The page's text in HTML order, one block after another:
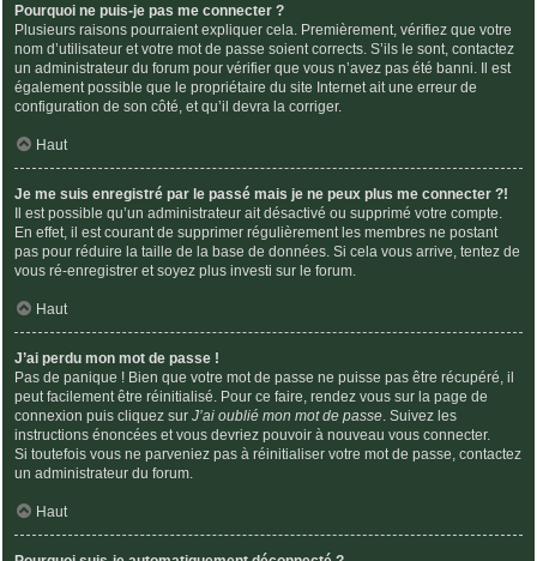
Pourquoi ne puis-je pas me connecter ?
Plusieurs raisons pourraient expliquer cela. Premièrement, vérifiez que votre
nom d’utilisateur et votre mot de passe soient corrects. S’ils le sont, contactez
un administrateur du forum pour vérifier que vous n’avez pas été banni. Il est
également possible que le propriétaire du site Internet ait une erreur de
configuration de son côté, et qu’il devra la corriger.
Haut
Je me suis enregistré par le passé mais je ne peux plus me connecter ?!
Il est possible qu’un administrateur ait désactivé ou supprimé votre compte.
En effet, il est courant de supprimer régulièrement les membres ne postant
pas pour réduire la taille de la base de données. Si cela vous arrive, tentez de
vous ré-enregistrer et soyez plus investi sur le forum.
Haut
J’ai perdu mon mot de passe !
Pas de panique ! Bien que votre mot de passe ne puisse pas être récupéré, il
peut facilement être réinitialisé. Pour ce faire, rendez vous sur la page de
connexion puis cliquez sur J’ai oublié mon mot de passe . Suivez les
instructions énoncées et vous devriez pouvoir à nouveau vous connecter.
Si toutefois vous ne parveniez pas à réinitialiser votre mot de passe, contactez
un administrateur du forum.
Haut